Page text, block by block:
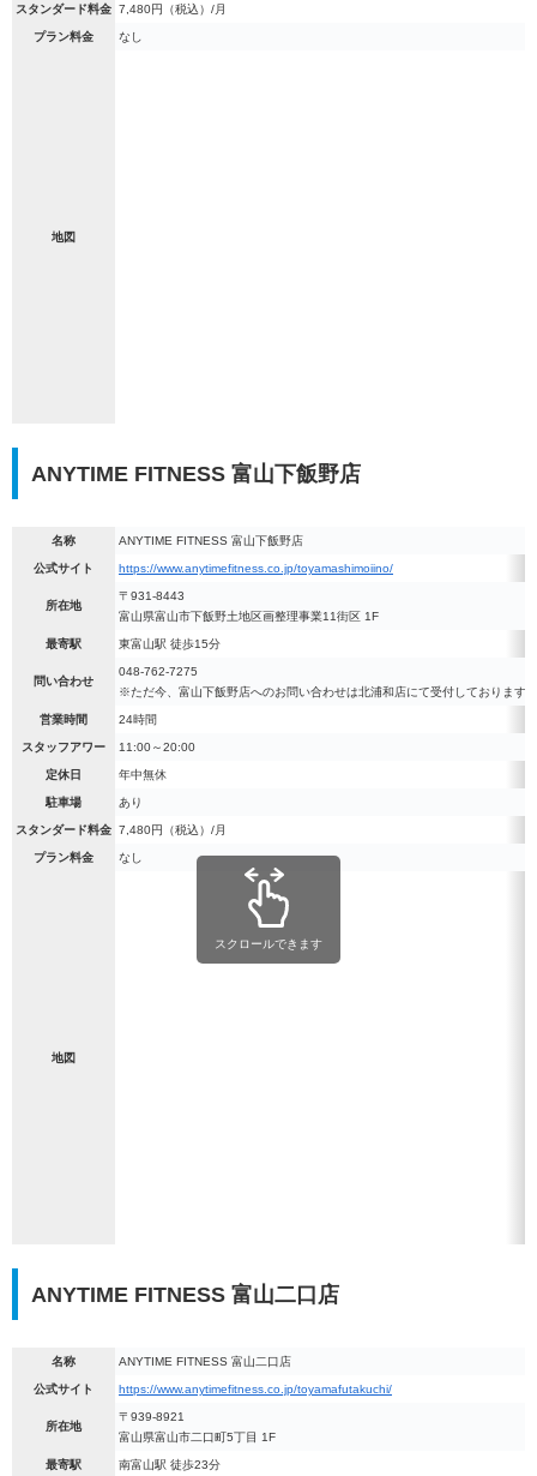
スタンダード料金 7,480円（税込）/月
プラン料金 なし
地図
ANYTIME FITNESS 富山下飯野店
名称 ANYTIME FITNESS 富山下飯野店
公式サイト https://www.anytimefitness.co.jp/toyamashimoiino/
所在地
〒931-8443
富山県富山市下飯野土地区画整理事業11街区 1F
最寄駅 東富山駅 徒歩15分
問い合わせ
048-762-7275
※ただ今、富山下飯野店へのお問い合わせは北浦和店にて受付しております。
営業時間 24時間
スタッフアワー 11:00～20:00
定休日 年中無休
駐車場 あり
スタンダード料金 7,480円（税込）/月
プラン料金 なし
地図
スクロールできます
ANYTIME FITNESS 富山二口店
名称 ANYTIME FITNESS 富山二口店
公式サイト https://www.anytimefitness.co.jp/toyamafutakuchi/
所在地
〒939-8921
富山県富山市二口町5丁目 1F
最寄駅 南富山駅 徒歩23分